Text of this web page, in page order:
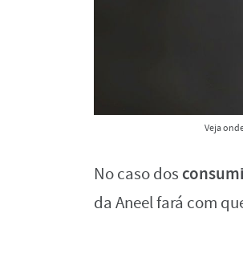
Veja
No caso dos
da Aneel fará com